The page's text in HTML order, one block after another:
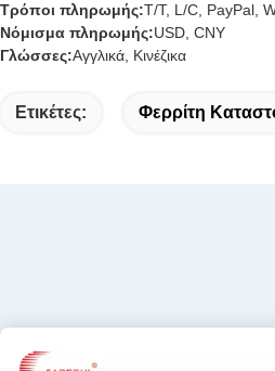
Τρόποι πληρωμής:T/T, L/C, PayPal,
Νόμισμα πληρωμής:USD, CNY
Γλώσσες:Αγγλικά, Κινέζικα
Ετικέτες: Φερρίτη